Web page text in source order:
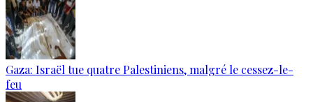
Gaza: Israël tue quatre Palestiniens, malgré le cessez-le-
feu